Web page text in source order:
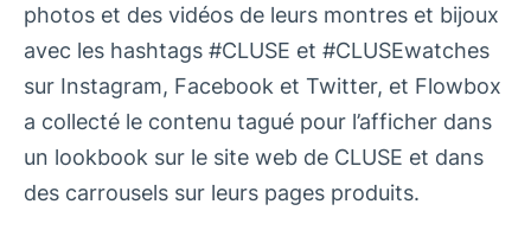
photos et des vidéos de leurs montres et bijoux
avec les hashtags #CLUSE et #CLUSEwatches
sur Instagram, Facebook et Twitter, et Flowbox
a collecté le contenu tagué pour l’afficher dans
un lookbook sur le site web de CLUSE et dans
des carrousels sur leurs pages produits.